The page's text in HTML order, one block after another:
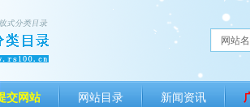
网站
提交网站 网站目录 新闻资讯